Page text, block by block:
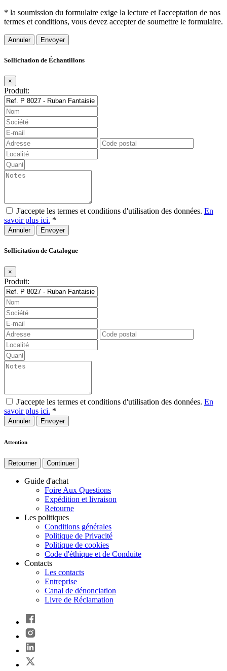
* la soumission du formulaire exige la lecture et l'acceptation de nos
termes et conditions, vous devez accepter de soumettre le formulaire.
Annuler
Sollicitation de Échantillons
×
Produit:
J'accepte les termes et conditions d'utilisation des données. En
savoir plus ici. *
Annuler
Sollicitation de Catalogue
×
Produit:
J'accepte les termes et conditions d'utilisation des données. En
savoir plus ici. *
Annuler
Attention
Retourner Continuer
Guide d'achat
Foire Aux Questions
Expédition et livraison
Retourne
Les politiques
Conditions générales
Politique de Privacité
Politique de cookies
Code d'éthique et de Conduite
Contacts
Les contacts
Entreprise
Canal de dénonciation
Livre de Réclamation